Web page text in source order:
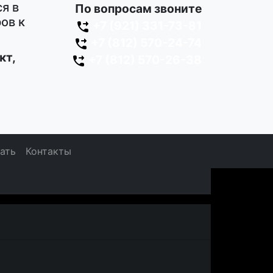
в
к
По вопросам звоните
Контакты